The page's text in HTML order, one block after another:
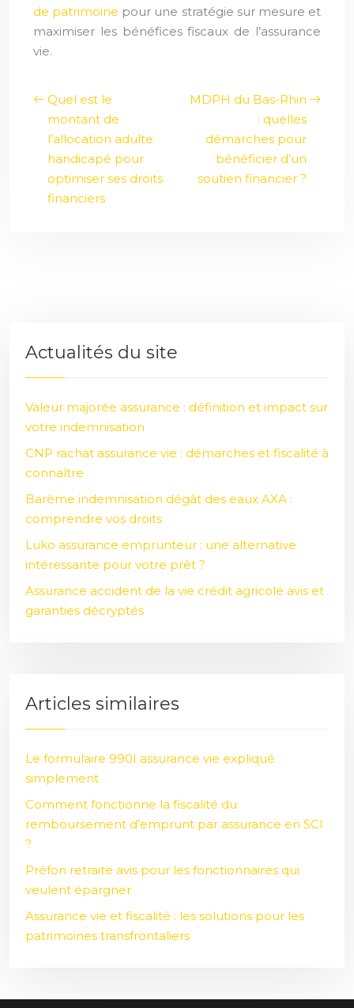
de patrimoine pour une stratégie sur mesure et
maximiser les bénéfices fiscaux de l’assurance
vie.
Quel est le
montant de
l’allocation adulte
handicapé pour
optimiser ses droits
financiers
MDPH du Bas-Rhin
: quelles
démarches pour
bénéficier d’un
soutien financier ?
Actualités du site
Valeur majorée assurance : définition et impact sur
votre indemnisation
CNP rachat assurance vie : démarches et fiscalité à
connaître
Barème indemnisation dégât des eaux AXA :
comprendre vos droits
Luko assurance emprunteur : une alternative
intéressante pour votre prêt ?
Assurance accident de la vie crédit agricole avis et
garanties décryptés
Articles similaires
Le formulaire 990I assurance vie expliqué
simplement
Comment fonctionne la fiscalité du
remboursement d’emprunt par assurance en SCI
?
Préfon retraite avis pour les fonctionnaires qui
veulent épargner
Assurance vie et fiscalité : les solutions pour les
patrimoines transfrontaliers